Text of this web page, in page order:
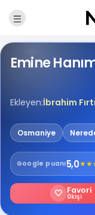
Emine
Ekleyen:İbrahim
Osmaniye
Google puanı5,0★★
🤍 Favori
0kişi